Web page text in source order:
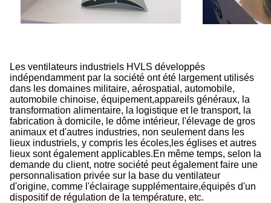
Les ventilateurs industriels HVLS développés
indépendamment par la société ont été largement utilisés
dans les domaines militaire, aérospatial, automobile,
automobile chinoise, équipement,appareils généraux, la
transformation alimentaire, la logistique et le transport, la
fabrication à domicile, le dôme intérieur, l'élevage de gros
animaux et d'autres industries, non seulement dans les
lieux industriels, y compris les écoles,les églises et autres
lieux sont également applicables.En même temps, selon la
demande du client, notre société peut également faire une
personnalisation privée sur la base du ventilateur
d'origine, comme l'éclairage supplémentaire,équipés d'un
dispositif de régulation de la température, etc.